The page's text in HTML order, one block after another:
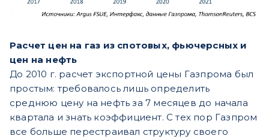
Расчет цен на газ из спотовых, фьючерсных и
цен на нефть
До 2010 г. расчет экспортной цены Газпрома был
простым: требовалось лишь определить
среднюю цену на нефть за 7 месяцев до начала
квартала и знать коэффициент. С тех пор Газпром
все больше перестраивал структуру своего